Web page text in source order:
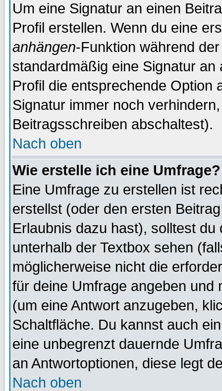
Um eine Signatur an einen
Profil erstellen. Wenn du eine
anhängen-Funktion während
standardmäßig eine Signatur
Profil die entsprechende Option
Signatur immer noch
Beitragsschreiben abschaltest).
Nach oben
Wie erstelle ich eine Umfrage?
Eine Umfrage zu erstellen ist
erstellst (oder den ersten
Erlaubnis dazu hast), solltest
unterhalb der Textbox sehen
möglicherweise nicht die
für deine Umfrage angeben und
(um eine Antwort anzugeben,
Schaltfläche. Du kannst auch
eine unbegrenzt dauernde
an Antwortoptionen, diese legt
Nach oben